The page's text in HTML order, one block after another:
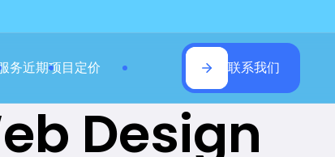
务近期项目定价 联系我们
Design